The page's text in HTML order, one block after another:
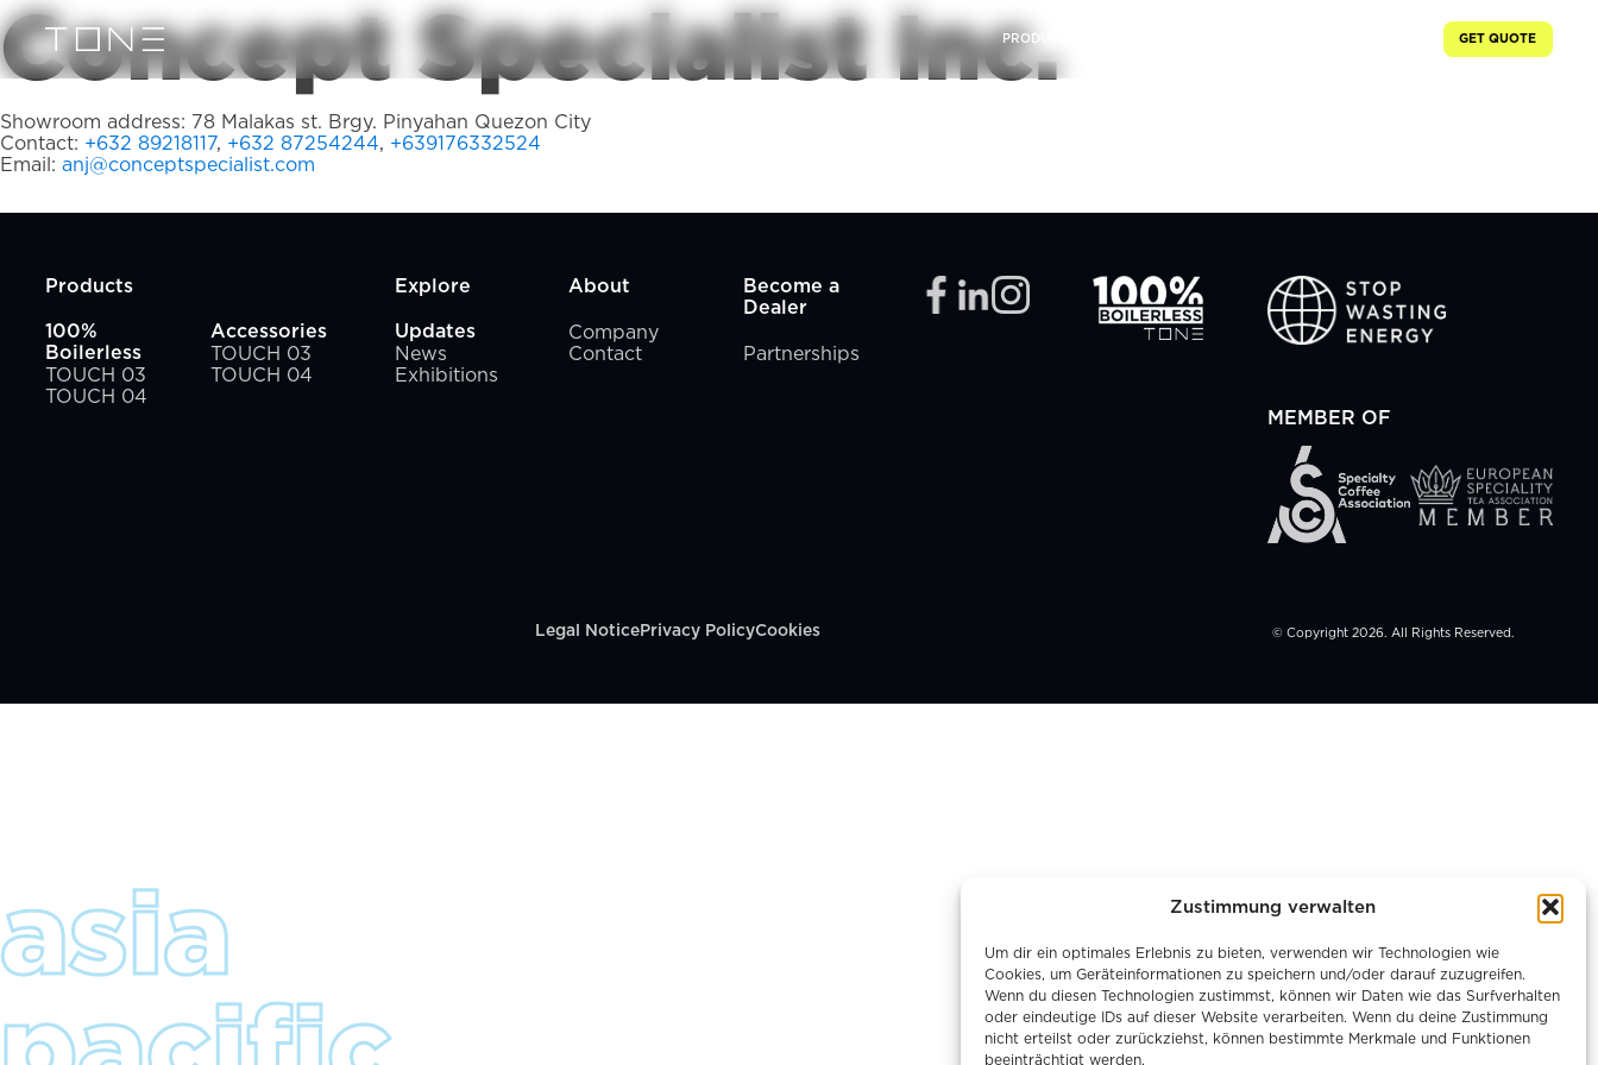
Zustimmung verwalten
Um dir ein optimales Erlebnis zu bieten, verwenden wir Technologien wie
Cookies, um Geräteinformationen zu speichern und/oder darauf zuzugreifen.
Wenn du diesen Technologien zustimmst, können wir Daten wie das Surfverhalten
oder eindeutige IDs auf dieser Website verarbeiten. Wenn du deine Zustimmung
nicht erteilst oder zurückziehst, können bestimmte Merkmale und Funktionen
beeinträchtigt werden.
PRODUCTS GET QUOTE
Concept Specialist Inc.
asia
Showroom address: 78 Malakas st. Brgy. Pinyahan Quezon City
Contact: +632 89218117, +632 87254244, +639176332524
Email: anj@conceptspecialist.com
Products
100%
Boilerless
TOUCH 03
TOUCH 04
Accessories
TOUCH 03
TOUCH 04
Explore
Updates
News
Exhibitions
About
Company
Contact
Become a
Dealer
Partnerships
MEMBER OF
Legal Notice Privacy PolicyCookies © Copyright 2026. All Rights Reserved.